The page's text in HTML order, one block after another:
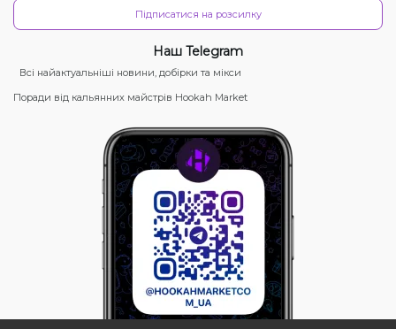
Підписатися на розсилку
Наш Telegram
Всі найактуальніші новини, добірки та мікси
Поради від кальянних майстрів Hookah Market